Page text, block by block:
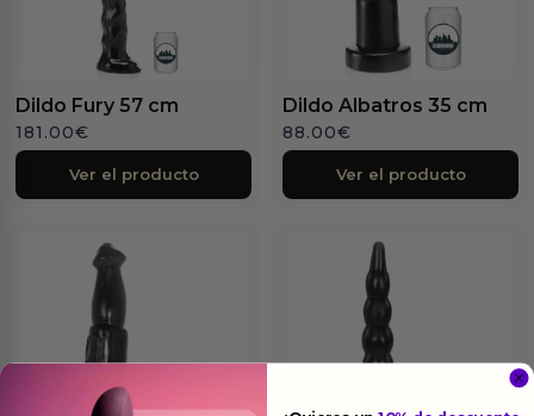
Dildo Fury 57 cm
181.00€
Ver el producto
Dildo Albatros 35 cm
88.00€
Ver el producto